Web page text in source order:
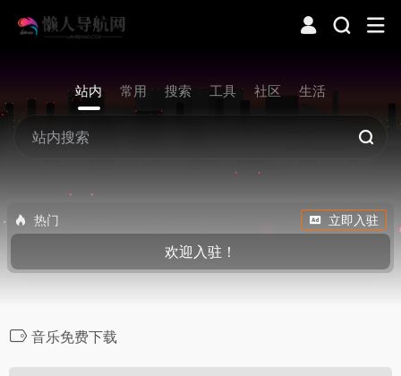
站内 常用 搜索 工具 社区 生活
热门 立即入驻
欢迎入驻！
音乐免费下载